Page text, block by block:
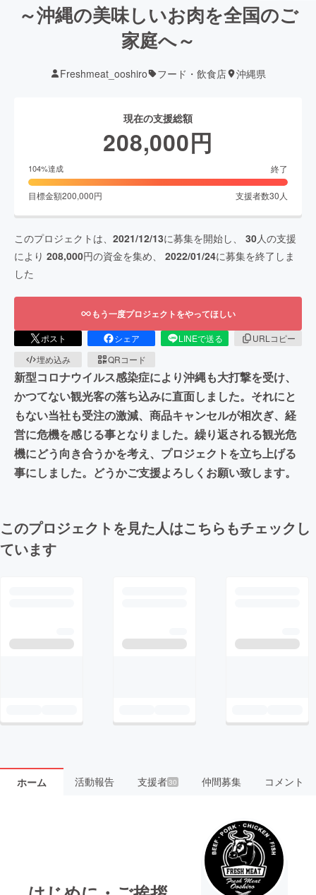
～沖縄の美味しいお肉を全国のご
家庭へ～
Freshmeat_ooshiro フード・飲食店 沖縄県
現在の支援総額
208,000円
104%達成 終了
目標金額200,000円 支援者数30 人
このプロジェクトは、 2021/12/13に募集を開始し、 30人の支援
により 208,000円の資金を集め、 2022/01/24に募集を終了しま
した
もう一度プロジェクトをやってほしい
ポスト シェア LINEで送る
URLコピー
埋め込み
QRコード
新型コロナウイルス感染症により沖縄も大打撃を受け、
かつてない観光客の落ち込みに直面しました。それにと
もない当社も受注の激減、商品キャンセルが相次ぎ、経
営に危機を感じる事となりました。繰り返される観光危
機にどう向き合うかを考え、プロジェクトを立ち上げる
事にしました。どうかご支援よろしくお願い致します。
このプロジェクトを見た人はこちらもチェックし
ています
ホーム 活動報告 支援者30 仲間募集 コメント